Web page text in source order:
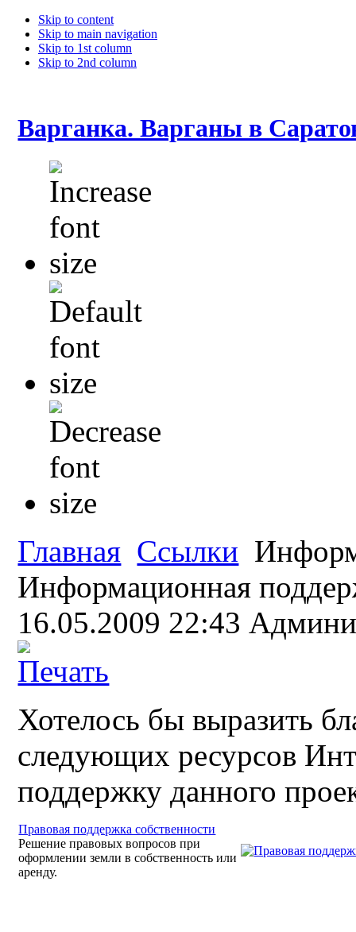
Skip to content
Skip to main navigation
Skip to 1st column
Skip to 2nd column
Варганка. Варганы в
Главная Ссылки
Информационная
16.05.2009 22:43
Хотелось бы выразить
следующих ресурсов
поддержку данного
Правовая поддержка собственности
Решение правовых вопросов при
оформлении земли в собственность или
аренду.